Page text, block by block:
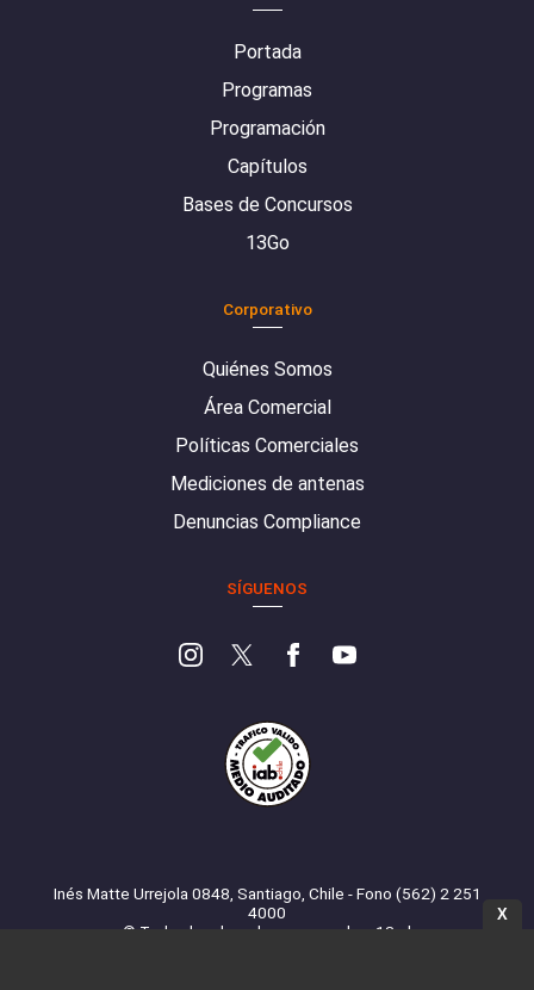
Portada
Programas
Programación
Capítulos
Bases de Concursos
13Go
Corporativo
Quiénes Somos
Área Comercial
Políticas Comerciales
Mediciones de antenas
Denuncias Compliance
SÍGUENOS
Inés Matte Urrejola 0848, Santiago, Chile - Fono (562) 2 251
4000
© Todos los derechos reservados. 13.cl
X